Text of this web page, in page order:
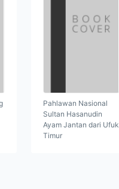
Pahlawan Nasional
Sultan Hasanudin
Ayam Jantan dari Ufuk
Timur